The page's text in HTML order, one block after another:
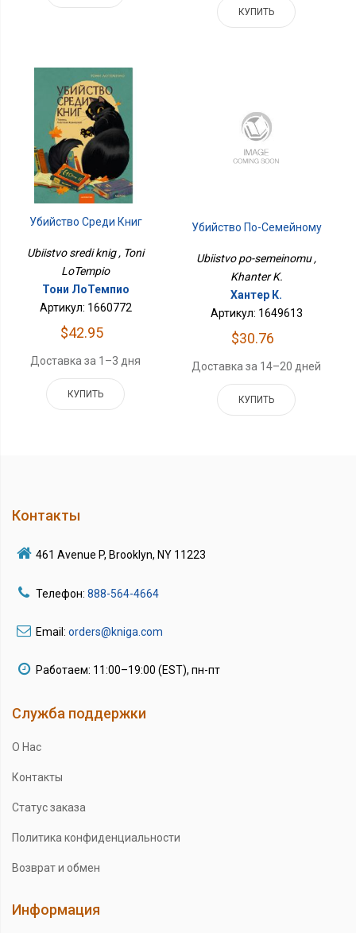
КУПИТЬ
Убийство Среди Книг
Ubiistvo sredi knig , Toni
LoTempio
Тони ЛоТемпио
Артикул: 1660772
$42.95
Доставка за 1–3 дня
КУПИТЬ
Убийство По-Семейному
Ubiistvo po-semeinomu ,
Khanter K.
Хантер К.
Артикул: 1649613
$30.76
Доставка за 14–20 дней
КУПИТЬ
Контакты
461 Avenue P, Brooklyn, NY 11223
Телефон: 888-564-4664
Email: orders@kniga.com
Работаем: 11:00–19:00 (EST), пн-пт
Служба поддержки
О Нас
Контакты
Статус заказа
Политика конфиденциальности
Возврат и обмен
Информация